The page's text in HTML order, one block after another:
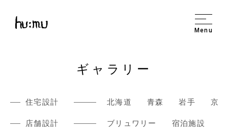
Menu
ギャラリー
住宅設計 北海道 青森 岩手 京都
店舗設計 ブリュワリー 宿泊施設